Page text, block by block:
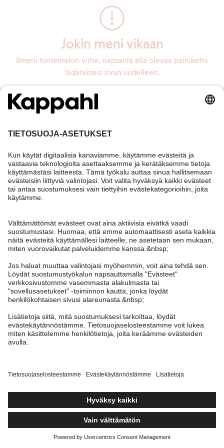
Jokin meni vikaan
Ilmeni tuntematon virhe, napsauta alla olevaa painiketta
ladataksesi sivun uudelleen.
Lataa sivu uudelleen